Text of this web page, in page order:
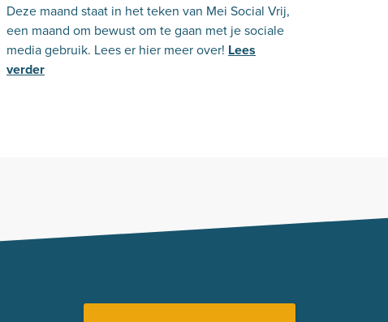
Deze maand staat in het teken van Mei Social Vrij,
een maand om bewust om te gaan met je sociale
media gebruik. Lees er hier meer over! Lees
verder